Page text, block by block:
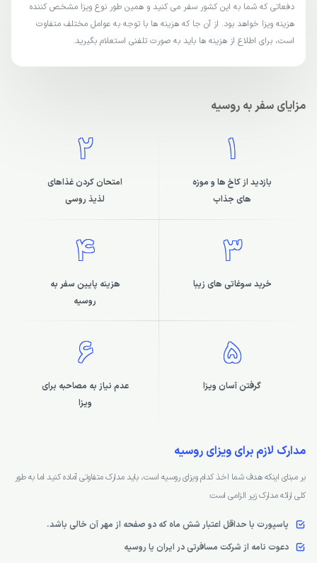
دفعاتی که شما به این کشور سفر می کنید و همین طور نوع ویزا مشخص کننده
هزینه ویزا خواهد بود. از آن جا که هزینه ها با توجه به عوامل مختلف متفاوت
است، برای اطلاع از هزینه ها باید به صورت تلفنی استعلام بگیرید.
مزایای سفر به روسیه
1
بازدید از کاخ ها و موزه
های جذاب
2
امتحان کردن غذاهای
لذیذ روسی
3
خرید سوغاتی های زیبا
4
هزینه پایین سفر به
روسیه
5
گرفتن آسان ویزا
6
عدم نیاز به مصاحبه برای
ویزا
مدارک لازم برای ویزای روسیه
بر مبنای اینکه هدف شما اخذ کدام ویزای روسیه است، باید مدارک متفاوتی آماده کنید اما به طور
کلی ارائه مدارک زیر الزامی است:
پاسپورت با حداقل اعتبار شش ماه که دو صفحه از مهر آن خالی باشد.
دعوت نامه از شرکت مسافرتی در ایران یا روسیه